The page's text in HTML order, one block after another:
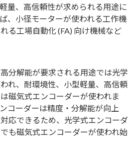
量、高信頼性が求められる用途に
、小径モーターが使われる工作機
る工場自動化 (FA) 向け機械など
分解能が要求される用途では光学
れ、耐環境性、小型軽量、高信頼
磁気式エンコーダーが使われま
コーダーは精度・分解能が向上
応できるため、光学式エンコーダ
も磁気式エンコーダーが使われ始